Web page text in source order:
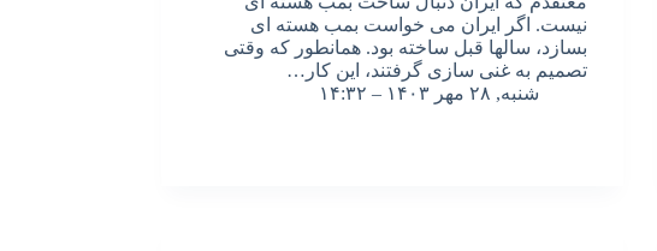
نیست. اگر ایران می خواست بمب هسته ای
بسازد، سالها قبل ساخته بود. همانطور که وقتی
تصمیم به غنی سازی گرفتند، این کار…
شنبه, ۲۸ مهر ۱۴۰۳ – ۱۴:۳۲